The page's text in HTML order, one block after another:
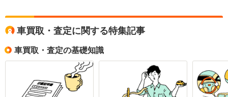
車買取・査定に関する特集記事
車買取・査定の基礎知識